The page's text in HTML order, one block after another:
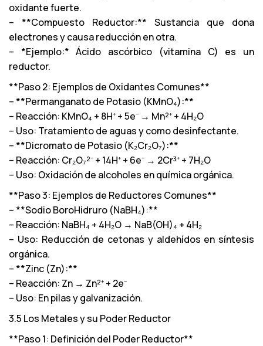
oxidante fuerte.
– **Compuesto Reductor:** Sustancia que dona
electrones y causa reducción en otra.
– *Ejemplo:* Ácido ascórbico (vitamina C) es un
reductor.
**Paso 2: Ejemplos de Oxidantes Comunes**
– **Permanganato de Potasio (KMnO₄):**
– Reacción: KMnO₄ + 8H⁺ + 5e⁻ → Mn²⁺ + 4H₂O
– Uso: Tratamiento de aguas y como desinfectante.
– **Dicromato de Potasio (K₂Cr₂O₇):**
– Reacción: Cr₂O₇²⁻ + 14H⁺ + 6e⁻ → 2Cr³⁺ + 7H₂O
– Uso: Oxidación de alcoholes en química orgánica.
**Paso 3: Ejemplos de Reductores Comunes**
– **Sodio BoroHidruro (NaBH₄):**
– Reacción: NaBH₄ + 4H₂O → NaB(OH)₄ + 4H₂
– Uso: Reducción de cetonas y aldehídos en síntesis
orgánica.
– **Zinc (Zn):**
– Reacción: Zn → Zn²⁺ + 2e⁻
– Uso: En pilas y galvanización.
3.5 Los Metales y su Poder Reductor
**Paso 1: Definición del Poder Reductor**